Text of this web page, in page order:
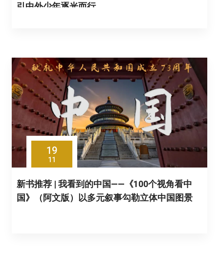
引中外少年逐光而行
19
11
新书推荐 | 我看到的中国——《100个视角看中
国》（阿文版）以多元叙事勾勒立体中国图景